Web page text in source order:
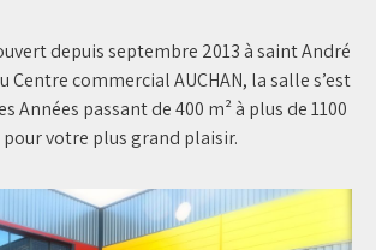
depuis septembre 2013 à saint André
Centre commercial AUCHAN, la salle s’est
Années passant de 400 m² à plus de 1100
pour votre plus grand plaisir.